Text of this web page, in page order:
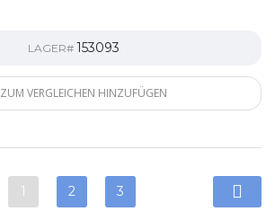
LAGER# 153093
ZUM VERGLEICHEN HINZUFÜGEN
1 2 3